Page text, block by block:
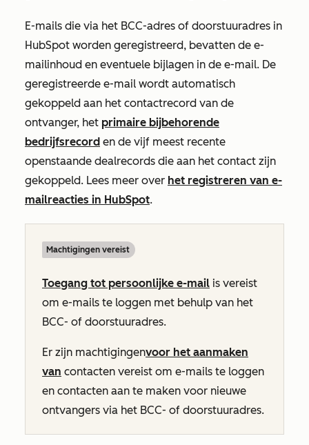
E-mails die via het BCC-adres of doorstuuradres in
HubSpot worden geregistreerd, bevatten de e-
mailinhoud en eventuele bijlagen in de e-mail. De
geregistreerde e-mail wordt automatisch
gekoppeld aan het contactrecord van de
ontvanger, het primaire bijbehorende
bedrijfsrecord en de vijf meest recente
openstaande dealrecords die aan het contact zijn
gekoppeld. Lees meer over het registreren van e-
mailreacties in HubSpot.
Machtigingen vereist
Toegang tot persoonlijke e-mail is vereist
om e-mails te loggen met behulp van het
BCC- of doorstuuradres.
Er zijn machtigingenvoor het aanmaken
van contacten vereist om e-mails te loggen
en contacten aan te maken voor nieuwe
ontvangers via het BCC- of doorstuuradres.